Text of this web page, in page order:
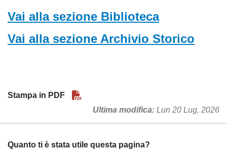
Vai alla sezione Biblioteca
Vai alla sezione Archivio Storico
Stampa in PDF
Ultima modifica Lun 20 Lug, 2026
Quanto ti è stata utile questa pagina?